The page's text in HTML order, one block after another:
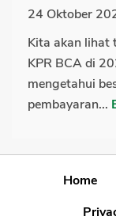
24 Oktober
Kita akan lihat
KPR BCA di
mengetahui
pembayaran...
Home